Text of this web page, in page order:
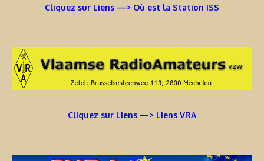
Cliquez sur Liens —> Où est la Station ISS
Cliquez sur Liens —> Liens VRA